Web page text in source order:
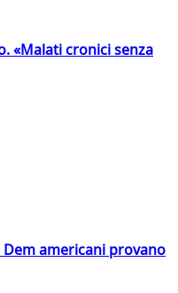
«Malati cronici senza
americani provano